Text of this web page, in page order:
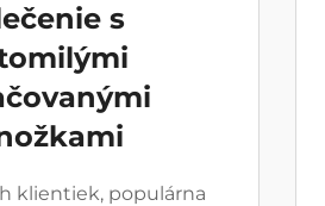
s
klientiek, populárna